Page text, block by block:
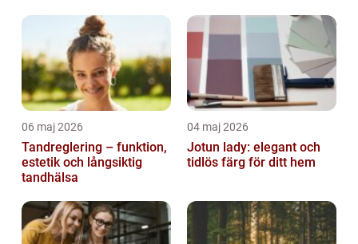
06 maj 2026
Tandreglering – funktion,
estetik och långsiktig
tandhälsa
04 maj 2026
Jotun lady: elegant och
tidlös färg för ditt hem